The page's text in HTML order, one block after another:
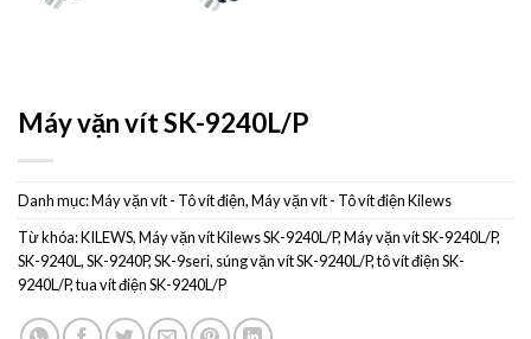
Máy vặn vít SK-9240L/P
Danh mục:Máy vặn vít - Tô vít điện,Máy vặn vít - Tô vít điện Kilews
Từ khóa:KILEWS,Máy vặn vít Kilews SK-9240L/P,Máy vặn vít SK-9240L/P,
SK-9240L,SK-9240P,SK-9seri, súng vặn vít SK-9240L/P,tô vít điện SK-
9240L/P,tua vít điện SK-9240L/P